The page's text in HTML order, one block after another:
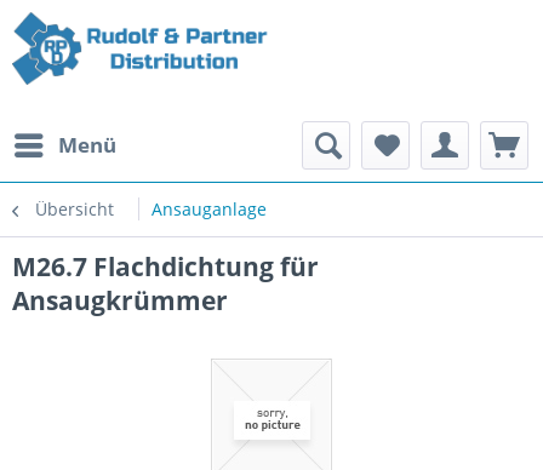
Menü
Übersicht Ansauganlage
M26.7 Flachdichtung für
Ansaugkrümmer